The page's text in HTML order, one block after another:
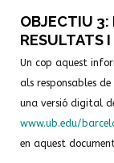
OBJECTIU 3:
RESULTATS
Un cop aquest
als responsables
una versió digital de
www.ub.edu/
en aquest